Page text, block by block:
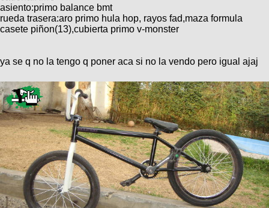
De
todo
Retro
Enduro
Ranking
Fotos
del
DÃA
Fotos
mas
votadas
Mi
ReputaciÃ³n
Ventas
Robadas
Noticias
Relatos
de
Foro
viajes
Buscar
Mis
Actividad
Amigos
asiento:primo balance bmt
rueda trasera:aro primo hula hop, rayos fad,maza formula
casete piñon(13),cubierta primo v-monster
ya se q no la tengo q poner aca si no la vendo pero igual ajaj